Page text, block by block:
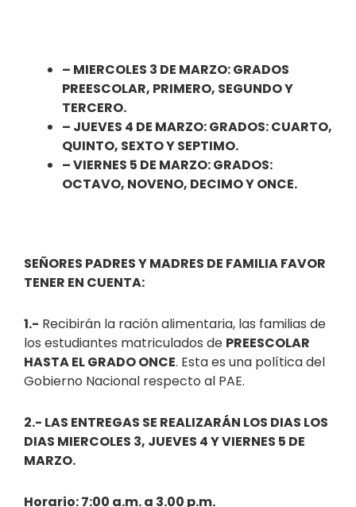
– MIERCOLES 3 DE MARZO: GRADOS
PREESCOLAR, PRIMERO, SEGUNDO Y
TERCERO.
– JUEVES 4 DE MARZO: GRADOS: CUARTO,
QUINTO, SEXTO Y SEPTIMO.
– VIERNES 5 DE MARZO: GRADOS:
OCTAVO, NOVENO, DECIMO Y ONCE.
SEÑORES PADRES Y MADRES DE FAMILIA FAVOR
TENER EN CUENTA:
1.- Recibirán la ración alimentaria, las familias de
los estudiantes matriculados de PREESCOLAR
HASTA EL GRADO ONCE. Esta es una política del
Gobierno Nacional respecto al PAE.
2.- LAS ENTREGAS SE REALIZARÁN LOS DIAS LOS
DIAS MIERCOLES 3, JUEVES 4 Y VIERNES 5 DE
MARZO.
Horario: 7:00 a.m. a 3.00 p.m.